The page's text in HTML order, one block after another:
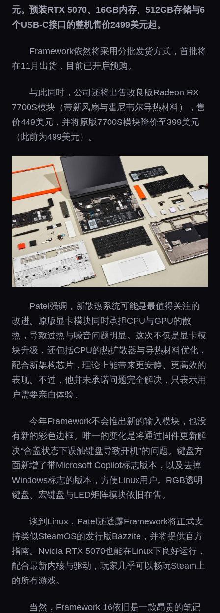
元。预装RTX 5070、16GB内存、512GB存储与6
个USB-C接口的整机售价2499美元起。
Framework依然将采用分批发货方式，首批将
在11月出货，目前已开启预购。
与此同时，公司还将出售改良版Radeon RX
7700S模块（带新风扇与霍尼韦尔导热材料），售
价449美元，并将原版7700S模块降价至399美元
（此前为499美元）。
Patel强调，新散热系统可能是最值得关注的
改进。原版显卡模块同时承担CPU与GPU的散
热，导致过热与噪音问题明显。这次不仅是显卡模
块升级，还包括CPU的热扩散器与导热材料优化，
配合新架构芯片，理论上能带来更安静、更高效的
表现。不过，他并未承诺问题完全解决，只表示用
户需要亲自体验。
今年Framework不会推出新的输入模块，也没
有新的彩色边框。唯一的变化是将通过固件更新解
决“合盖状态下误触键盘导致开机”的问题。键盘方
面新增了带Microsoft Copilot标志版本，以及去掉
Windows标志的版本，方便Linux用户。RGB透明
键盘、宏键盘与LED矩阵模块依旧在售。
谈到Linux，Patel还透露Framework将正式支
持类似SteamOS的发行版Bazzite，并将提供官方
指南。Nvidia RTX 5070也能在Linux下良好运行，
配合最新内核与驱动，玩家几乎可以畅玩Steam上
的所有游戏。
当然，Framework 16依旧是一款昂贵的笔记